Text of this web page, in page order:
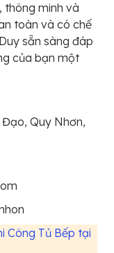
thông minh và
toàn và có chế
sẵn sàng đáp
của bạn một
Đạo, Quy Nhơn,
Công Tủ Bếp tại